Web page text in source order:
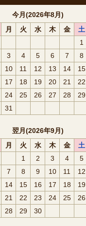
今月(2026年8月)
月 火 水 木 金
土
1
3 4 5 6 7
8
10 11 12 13 14
15
17 18 19 20 21
22
24 25 26 27 28
29
31
翌月(2026年9月)
月 火 水 木 金
土
1
2 3 4
5
7 8 9 10 11
12
14 15 16 17 18
19
21 22 23 24 25
26
28 29 30